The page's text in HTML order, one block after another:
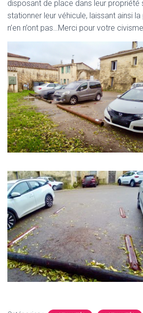
disposant de place dans leur propriété
stationner leur véhicule, laissant ainsi
n’en n’ont pas…Merci pour votre